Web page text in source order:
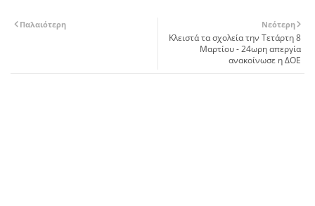
Νεότερη
Κλειστά τα σχολεία την Τετάρτη 8
Μαρτίου - 24ωρη απεργία
ανακοίνωσε η ΔΟΕ
Παλαιότερη